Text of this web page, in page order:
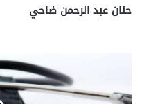
حنان عبد الرحمن ضاحي
ا